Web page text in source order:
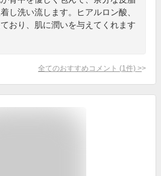
し洗い流します。ヒアルロン酸、
おり、肌に潤いを与えてくれます
全てのおすすめコメント (1 件) >